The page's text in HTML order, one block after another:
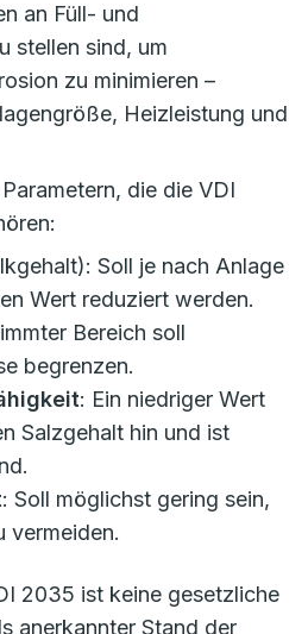
an Füll- und
stellen sind, um
zu minimieren –
Heizleistung und
die die VDI
Soll je nach Anlage
Wert reduziert werden.
Bereich soll
begrenzen.
: Ein niedriger Wert
Salzgehalt hin und ist
: Soll möglichst gering sein,
vermeiden.
2035 ist keine gesetzliche
anerkannter Stand der